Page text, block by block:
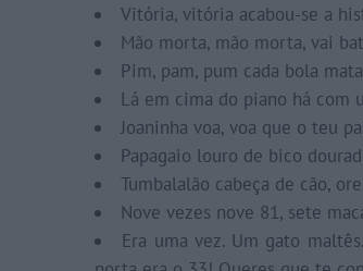
Vitória, vitória acabou-se a
Mão morta, mão morta, vai
Pim, pam, pum cada bola
Lá em cima do piano há com
Joaninha voa, voa que o teu
Papagaio louro de bico
Tumbalalão cabeça de cão,
Nove vezes nove 81, sete
Era uma vez. Um gato